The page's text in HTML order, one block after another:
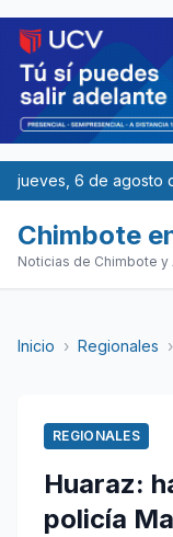
jueves, 6 de agosto
Chimbote
Noticias de Chimbote y
Inicio › Regionales ›
REGIONALES
Huaraz:
policía